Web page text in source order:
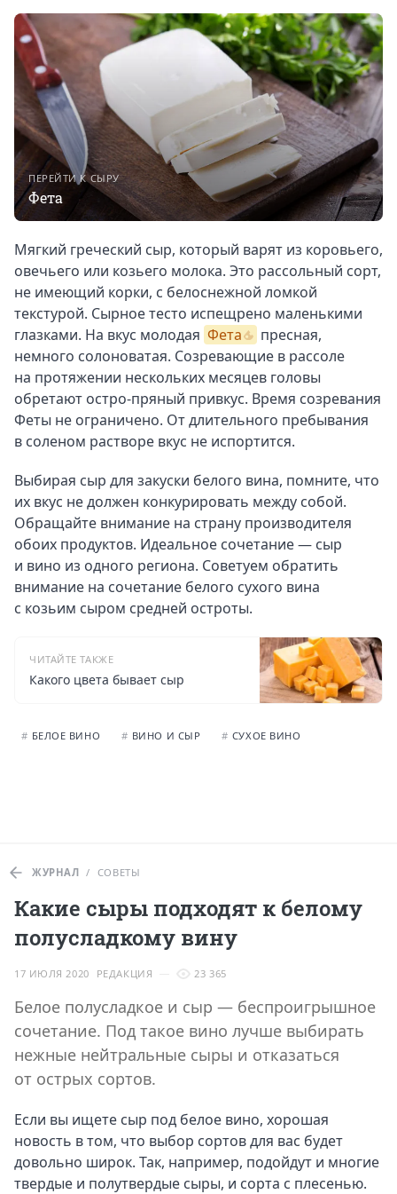
ПЕРЕЙТИ К СЫРУ
Фета
Мягкий греческий сыр, который варят из коровьего,
овечьего или козьего молока. Это рассольный сорт,
не имеющий корки, с белоснежной ломкой
текстурой. Сырное тесто испещрено маленькими
глазками. На вкус молодая Фета
пресная,
немного солоноватая. Созревающие в рассоле
на протяжении нескольких месяцев головы
обретают остро-пряный привкус. Время созревания
Феты не ограничено. От длительного пребывания
в соленом растворе вкус не испортится.
Выбирая сыр для закуски белого вина, помните, что
их вкус не должен конкурировать между собой.
Обращайте внимание на страну производителя
обоих продуктов. Идеальное сочетание — сыр
и вино из одного региона. Советуем обратить
внимание на сочетание белого сухого вина
с козьим сыром средней остроты.
ЧИТАЙТЕ ТАКЖЕ
Какого цвета бывает сыр
# БЕЛОЕ ВИНО # ВИНО И СЫР # СУХОЕ ВИНО
ЖУРНАЛ / СОВЕТЫ
Какие сыры подходят к белому
полусладкому вину
17 ИЮЛЯ 2020 РЕДАКЦИЯ 23 365
Белое полусладкое и сыр — беспроигрышное
сочетание. Под такое вино лучше выбирать
нежные нейтральные сыры и отказаться
от острых сортов.
Если вы ищете сыр под белое вино, хорошая
новость в том, что выбор сортов для вас будет
довольно широк. Так, например, подойдут и многие
твердые и полутвердые сыры, и сорта с плесенью.